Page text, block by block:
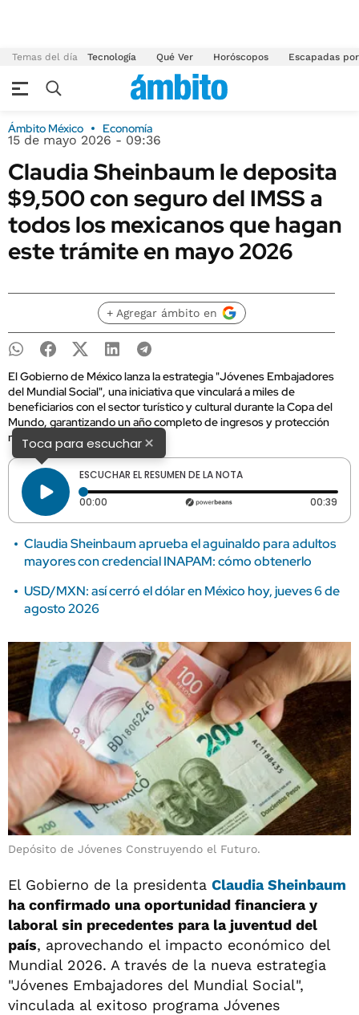
Temas del día Tecnología Qué Ver Horóscopos Escapadas
Ámbito México Economía
15 de mayo 2026 - 09:36
Claudia Sheinbaum le deposita
$9,500 con seguro del IMSS a
todos los mexicanos que hagan
este trámite en mayo 2026
+ Agregar ámbito en
El Gobierno de México lanza la estrategia "Jóvenes Embajadores
del Mundial Social", una iniciativa que vinculará a miles de
beneficiarios con el sector turístico y cultural durante la Copa del
Mundo, garantizando un año completo de ingresos y protección
médica.
Toca para escuchar×
ESCUCHAR EL RESUMEN DE LA NOTA
00:00 Tiempo transcurrido: 0 segundos 00:39
Claudia Sheinbaum aprueba el aguinaldo para adultos
mayores con credencial INAPAM: cómo obtenerlo
USD/MXN: así cerró el dólar en México hoy, jueves 6 de
agosto 2026
Depósito de Jóvenes Construyendo el Futuro.
El Gobierno de la presidenta Claudia Sheinbaum
ha confirmado una oportunidad financiera y
laboral sin precedentes para la juventud del
país, aprovechando el impacto económico del
Mundial 2026. A través de la nueva estrategia
"Jóvenes Embajadores del Mundial Social",
vinculada al exitoso programa Jóvenes